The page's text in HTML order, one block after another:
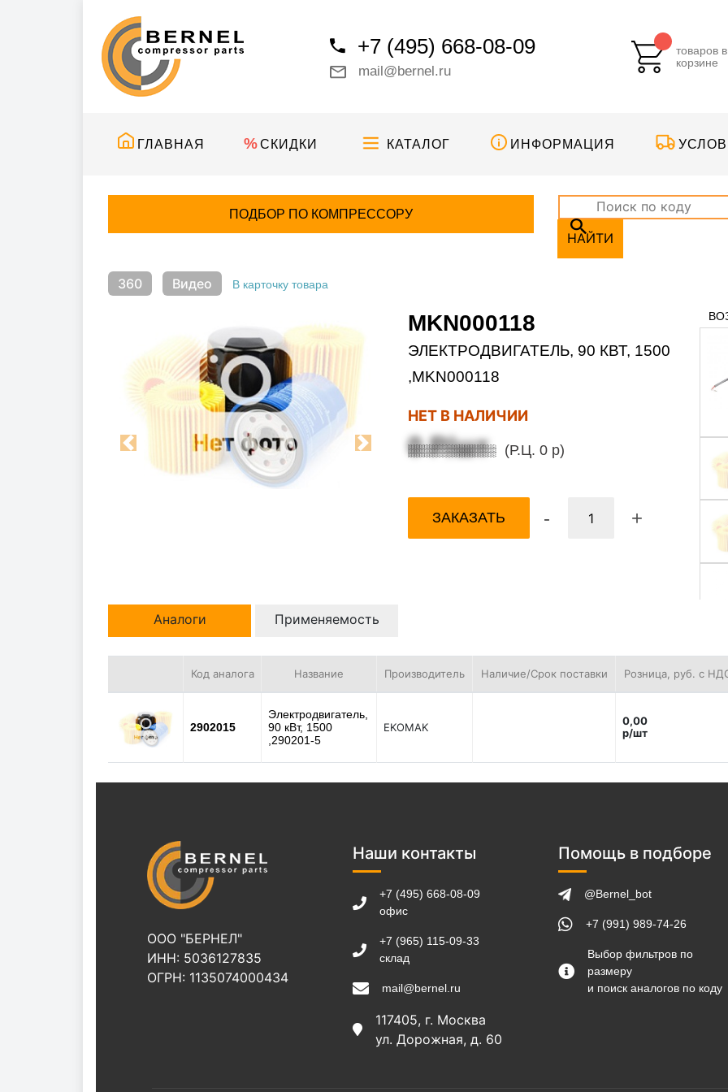
+7 (495) 668-08-09
mail@bernel.ru
товаров в
корзине
ГЛАВНАЯ СКИДКИ КАТАЛОГ ИНФОРМАЦИЯ
ПОДБОР ПО КОМПРЕССОРУ
НАЙТИ
360 Видео В карточку товара
Previous Next
MKN000118
ЭЛЕКТРОДВИГАТЕЛЬ, 90 КВТ, 1500
,MKN000118
НЕТ В НАЛИЧИИ
0 Р/шт (Р.Ц. 0 р)
ЗАКАЗАТЬ - +
Аналоги Применяемость
Код аналога Название Производитель Наличие/Срок поставки Розница, руб. с
2902015
Электродвигатель,
90 кВт, 1500
,290201-5
EKOMAK
0,00
р/шт
ООО "БЕРНЕЛ"
ИНН: 5036127835
ОГРН: 1135074000434
Наши контакты
+7 (495) 668-08-09
офис
+7 (965) 115-09-33
склад
mail@bernel.ru
117405, г. Москва
ул. Дорожная, д. 60
Помощь в подборе
@Bernel_bot
+7 (991) 989-74-26
Выбор фильтров по
размеру
и поиск аналогов по коду